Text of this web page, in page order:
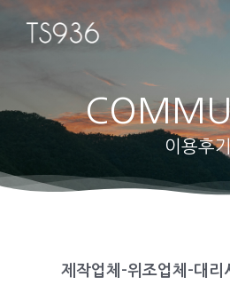
Hit enter to search or ESC to close
이용후
제작업체-위조업체-대